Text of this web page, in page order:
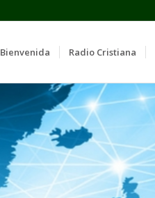
Bienvenida Radio Cristiana